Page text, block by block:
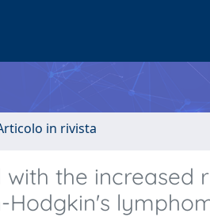
in rivista
the increased